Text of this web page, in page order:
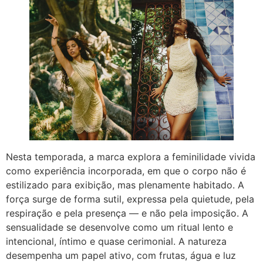
Nesta temporada, a marca explora a feminilidade vivida
como experiência incorporada, em que o corpo não é
estilizado para exibição, mas plenamente habitado. A
força surge de forma sutil, expressa pela quietude, pela
respiração e pela presença — e não pela imposição. A
sensualidade se desenvolve como um ritual lento e
intencional, íntimo e quase cerimonial. A natureza
desempenha um papel ativo, com frutas, água e luz